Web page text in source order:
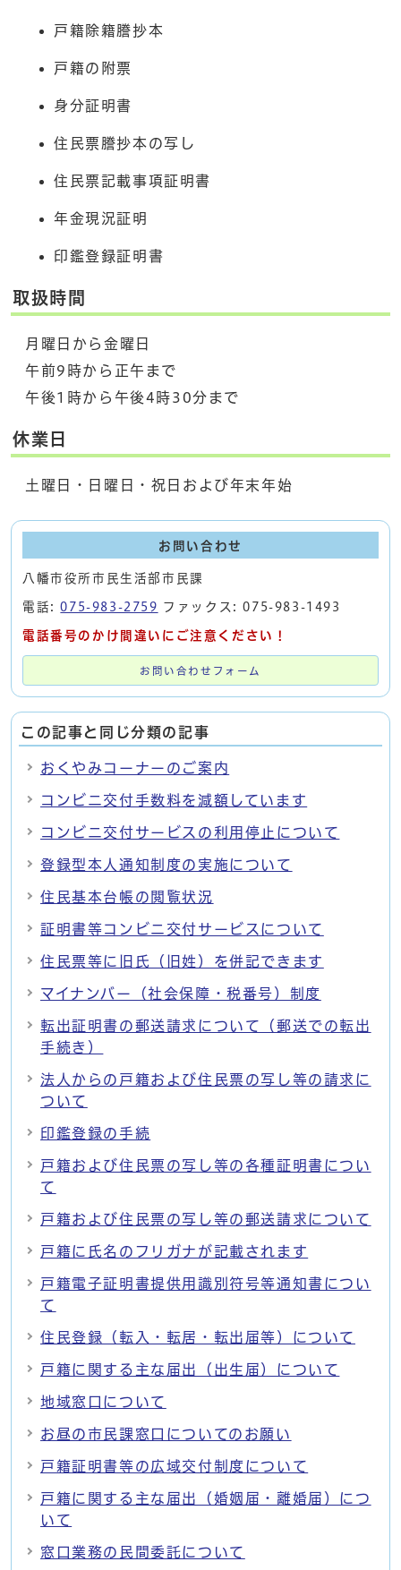
戸籍除籍謄抄本
戸籍の附票
身分証明書
住民票謄抄本の写し
住民票記載事項証明書
年金現況証明
印鑑登録証明書
取扱時間
月曜日から金曜日
午前9時から正午まで
午後1時から午後4時30分まで
休業日
土曜日・日曜日・祝日および年末年始
お問い合わせ
八幡市役所市民生活部市民課
電話:075-983-2759 ファックス: 075-983-1493
電話番号のかけ間違いにご注意ください！
お問い合わせフォーム
この記事と同じ分類の記事
おくやみコーナーのご案内
コンビニ交付手数料を減額しています
コンビニ交付サービスの利用停止について
登録型本人通知制度の実施について
住民基本台帳の閲覧状況
証明書等コンビニ交付サービスについて
住民票等に旧氏（旧姓）を併記できます
マイナンバー（社会保障・税番号）制度
転出証明書の郵送請求について（郵送での転出
手続き）
法人からの戸籍および住民票の写し等の請求に
ついて
印鑑登録の手続
戸籍および住民票の写し等の各種証明書につい
て
戸籍および住民票の写し等の郵送請求について
戸籍に氏名のフリガナが記載されます
戸籍電子証明書提供用識別符号等通知書につい
て
住民登録（転入・転居・転出届等）について
戸籍に関する主な届出（出生届）について
地域窓口について
お昼の市民課窓口についてのお願い
戸籍証明書等の広域交付制度について
戸籍に関する主な届出（婚姻届・離婚届）につ
いて
窓口業務の民間委託について